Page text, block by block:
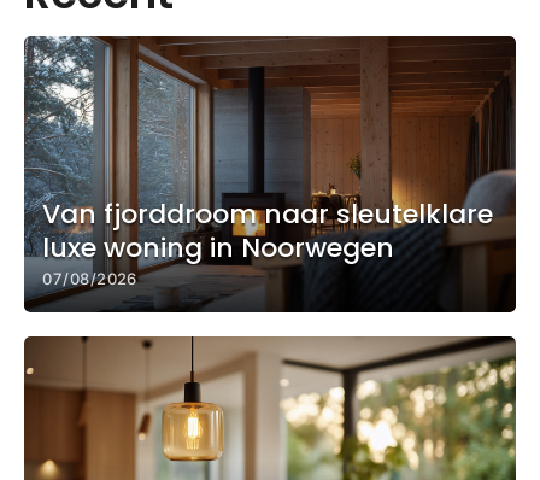
Van fjorddroom naar sleutelklare
luxe woning in Noorwegen
07/08/2026